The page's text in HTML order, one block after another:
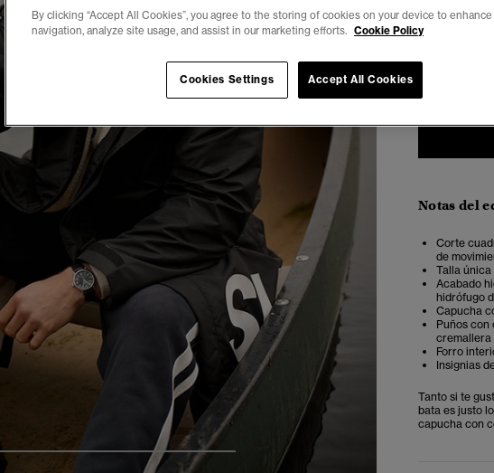
6 7
Notas del
Corte
de
Talla única
Acabado
hidrófugo
Capucha
Puños
cremallera
Forro
Insignias
Tanto si te
bata es justo
capucha con
By clicking “Accept All Cookies”, you agree to the storing of cookies on your device to
navigation, analyze site usage, and assist in our marketing efforts. Cookie Policy
Accept All Cookies
Cookies Settings